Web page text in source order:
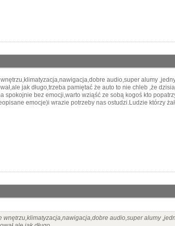
audio,super alumy
jak długo,trzeba pamiętać że auto to nie chleb ,że
spokojnie bez emocji,warto wziąść ze sobą kogoś kto
emocje)i wrazie potrzeby nas ostudzi.Ludzie którzy
wnętrzu,klimatyzacja,nawigacja,dobre audio,super alumy